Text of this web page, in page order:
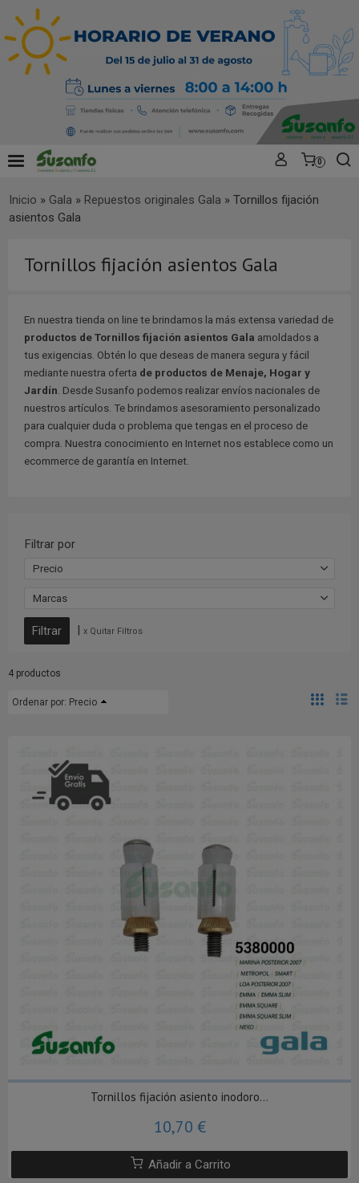
0
Inicio » Gala » Repuestos originales Gala » Tornillos fijación
asientos Gala
Tornillos fijación asientos Gala
En nuestra tienda on line te brindamos la más extensa variedad de
productos de Tornillos fijación asientos Gala amoldados a
tus exigencias. Obtén lo que deseas de manera segura y fácil
mediante nuestra oferta de productos de Menaje, Hogar y
Jardín . Desde Susanfo podemos realizar envíos nacionales de
nuestros artículos. Te brindamos asesoramiento personalizado
para cualquier duda o problema que tengas en el proceso de
compra. Nuestra conocimiento en Internet nos establece como un
ecommerce de garantía en Internet.
Filtrar por
Precio
Marcas
| x Quitar Filtros
4 productos
Ordenar por: Precio
Tornillos fijación asiento inodoro...
10,70 €
Añadir a Carrito